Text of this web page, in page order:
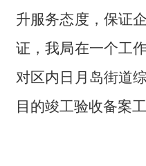
升服务态度，保证
证，我局在一个工
对区内 日月岛街道
目的竣工验收备案